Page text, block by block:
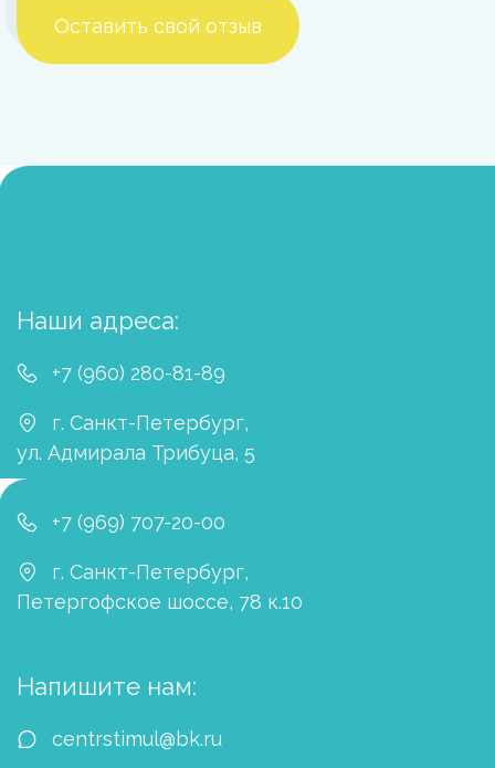
Оставить свой отзыв
Наши адреса:
г. Санкт-Петербург,
ул. Адмирала Трибуца, 5
+7 (960) 280-81-89
г. Санкт-Петербург,
Петергофское шоссе, 78 к.10
+7 (969) 707-20-00
Напишите нам:
centrstimul@bk.ru